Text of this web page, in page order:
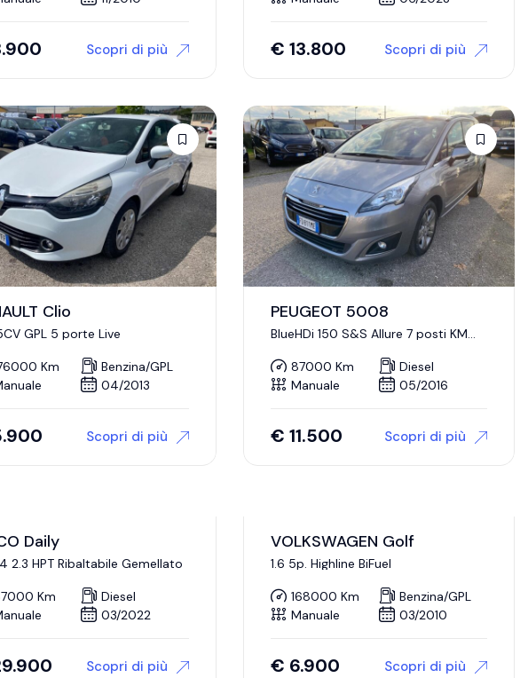
Scopri di più € 13.800 Scopri di più
Clio
GPL 5 porte Live
Km
Benzina/GPL
04/2013
Scopri di più
PEUGEOT 5008
BlueHDi 150 S&S Allure 7 posti KM
87000 Km
Diesel
Manuale
05/2016
€ 11.500 Scopri di più
Daily
2.3 HPT Ribaltabile Gemellato
Km
Diesel
03/2022
Scopri di più
VOLKSWAGEN Golf
1.6 5p. Highline BiFuel
168000 Km
Benzina/GPL
Manuale
03/2010
€ 6.900 Scopri di più